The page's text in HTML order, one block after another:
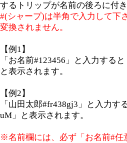
するトリップが名前の後ろに付き
#(シャープ)は半角で入力して下
変換されません。
【例1】
「お名前#123456」と入力する
と表示されます。
【例2】
「山田太郎#fr438gj3」と入力す
uM」と表示されます。
※名前欄には、必ず「お名前#任